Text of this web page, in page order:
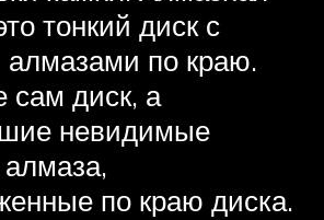
тонкий диск с
по краю.
сам диск, а
невидимые
по краю диска.